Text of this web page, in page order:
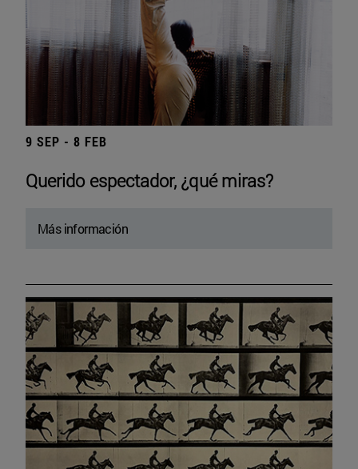
9 SEP - 8 FEB
Querido espectador, ¿qué miras?
Más información